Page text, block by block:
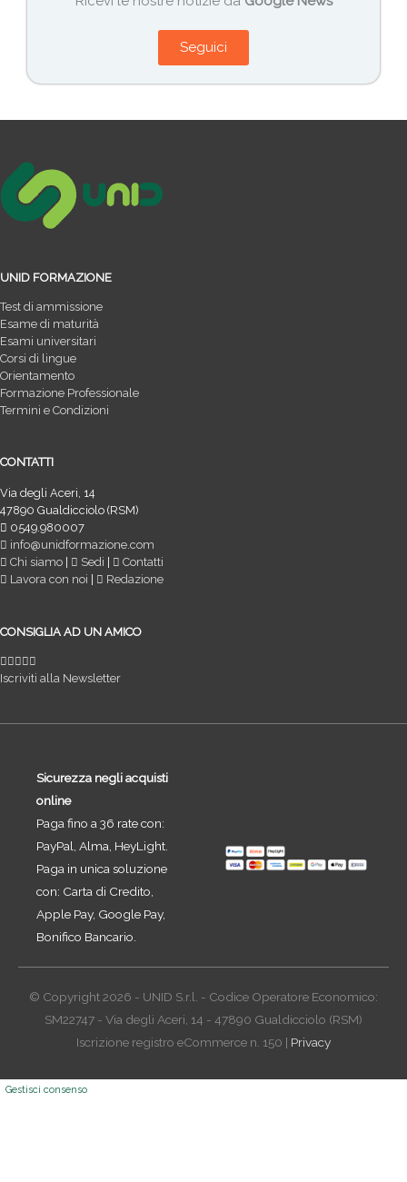
Seguici
UNID FORMAZIONE
Test di ammissione
Esame di maturità
Esami universitari
Corsi di lingue
Orientamento
Formazione Professionale
Termini e Condizioni
CONTATTI
Via degli Aceri, 14
47890 Gualdicciolo (RSM)
0549.980007
info@unidformazione.com
Chi siamo
Sedi
Contatti
Lavora con noi
Redazione
CONSIGLIA AD UN AMICO
Iscriviti alla Newsletter
Sicurezza negli acquisti
online
Paga fino a 36 rate con:
PayPal, Alma, HeyLight.
Paga in unica soluzione
con: Carta di Credito,
Apple Pay, Google Pay,
Bonifico Bancario.
© Copyright 2026 - UNID S.r.l. - Codice Operatore Economico:
SM22747 - Via degli Aceri, 14 - 47890 Gualdicciolo (RSM)
Iscrizione registro eCommerce n. 150 | Privacy
Gestisci consenso